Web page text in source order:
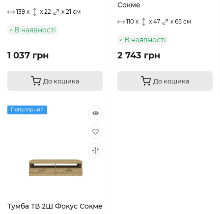
139 x x 22 x 21 см
В наявності
1 037 грн
До кошика
Сокме
110 x x 47 x 65 см
В наявності
2 743 грн
До кошика
Популярний
Тумба ТВ 2Ш Фокус Сокме